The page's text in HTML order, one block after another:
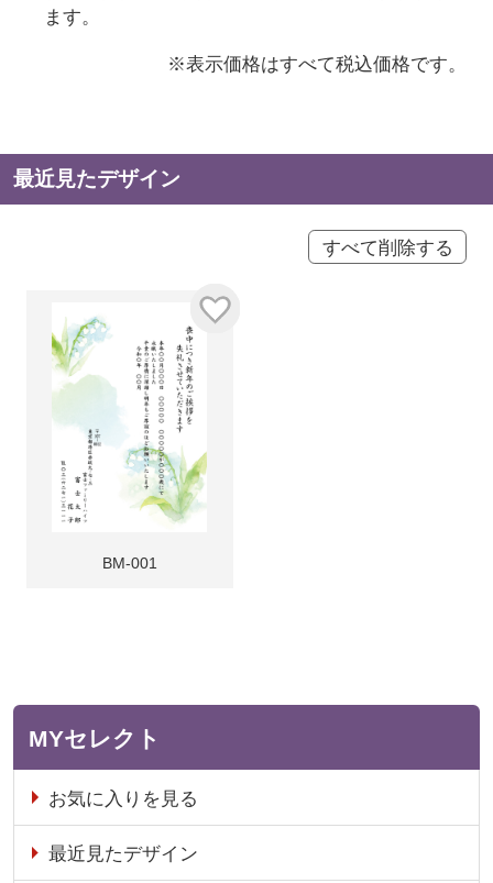
ます。
※表示価格はすべて税込価格です。
最近見たデザイン
すべて削除する
BM-001
MYセレクト
お気に入りを見る
最近見たデザイン